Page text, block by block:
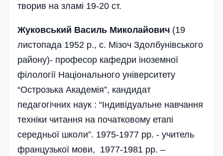
творив на зламі 19-20 ст.
Жуковський Василь Миколайович (19
листопада 1952 р., с. Мізоч Здолбунівського
району)- професор кафедри іноземної
філології Національного університету
“Острозька Академія”, кандидат
педагогічних наук : “Індивідуальне навчання
техніки читання на початковому етапі
середньої школи”. 1975-1977 рр. - учитель
французької мови, 1977-1981 рр. –